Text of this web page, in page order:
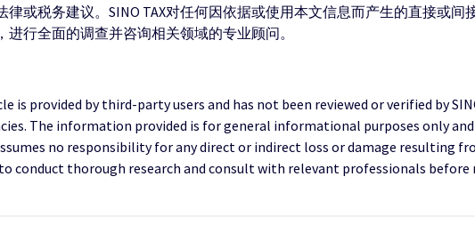
律或税务建议。SINO TAX对任何因依据或使用本文信息而产生的直接或
行全面的调查并咨询相关领域的专业顾问。
is provided by third-party users and has not been reviewed or verified by
The information provided is for general informational purposes only
no responsibility for any direct or indirect loss or damage resulting
conduct thorough research and consult with relevant professionals before